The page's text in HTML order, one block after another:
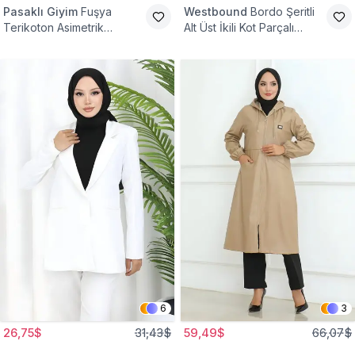
Pasaklı Giyim Fuşya
Terikoton Asimetrik
Westbound Bordo Şeritli
Alt Üst İkili Kot Parçalı
6
26,75$ 31,43$
3
59,49$ 66,07$